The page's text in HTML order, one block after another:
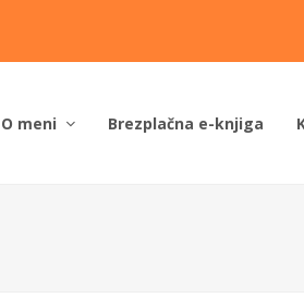
O meni Brezplačna e-knjiga